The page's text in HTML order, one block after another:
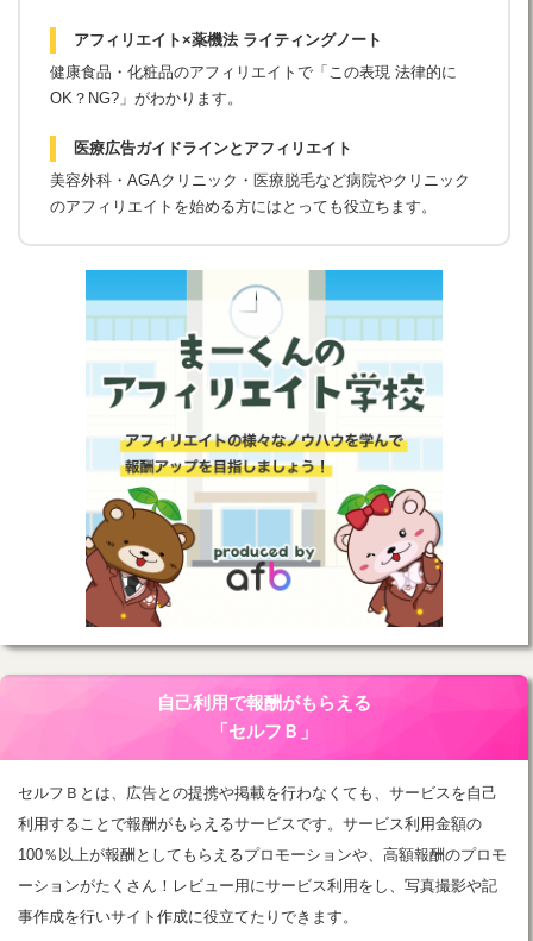
アフィリエイト×薬機法 ライティングノート
健康食品・化粧品のアフィリエイトで「この表現 法律的に
OK？NG?」がわかります。
医療広告ガイドラインとアフィリエイト
美容外科・AGAクリニック・医療脱毛など病院やクリニック
のアフィリエイトを始める方にはとっても役立ちます。
自己利用で報酬がもらえる
「セルフＢ」
セルフＢとは、広告との提携や掲載を行わなくても、サービスを自己
利用することで報酬がもらえるサービスです。サービス利用金額の
100％以上が報酬としてもらえるプロモーションや、高額報酬のプロモ
ーションがたくさん！レビュー用にサービス利用をし、写真撮影や記
事作成を行いサイト作成に役立てたりできます。